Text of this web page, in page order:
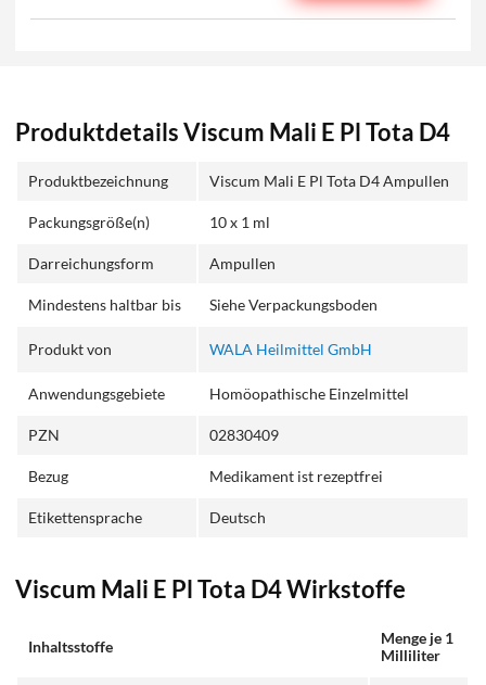
Produktdetails Viscum Mali E Pl Tota D4
Produktbezeichnung Viscum Mali E Pl Tota D4 Ampullen
Packungsgröße(n) 10 x 1 ml
Darreichungsform Ampullen
Mindestens haltbar bis Siehe Verpackungsboden
Produkt von WALA Heilmittel GmbH
Anwendungsgebiete Homöopathische Einzelmittel
PZN 02830409
Bezug Medikament ist rezeptfrei
Etikettensprache Deutsch
Viscum Mali E Pl Tota D4 Wirkstoffe
Inhaltsstoffe
Menge je 1
Milliliter